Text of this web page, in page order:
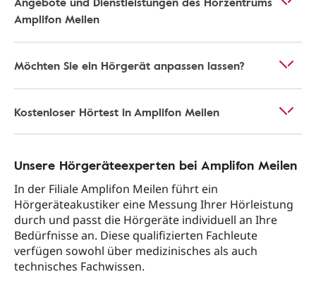
Amplifon Meilen
Möchten Sie ein Hörgerät anpassen lassen?
Kostenloser Hörtest in Amplifon Meilen
Unsere Hörgeräteexperten bei Amplifon Meilen
In der Filiale Amplifon Meilen führt ein
Hörgeräteakustiker eine Messung Ihrer Hörleistung
durch und passt die Hörgeräte individuell an Ihre
Bedürfnisse an. Diese qualifizierten Fachleute
verfügen sowohl über medizinisches als auch
technisches Fachwissen.